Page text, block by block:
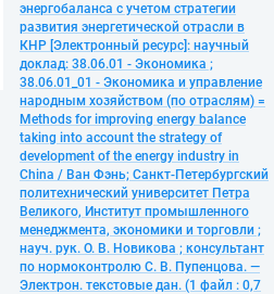
энергобаланса с учетом стратегии
развития энергетической отрасли в
КНР [Электронный ресурс]: научный
доклад: 38.06.01 - Экономика ;
38.06.01_01 - Экономика и управление
народным хозяйством (по отраслям) =
Methods for improving energy balance
taking into account the strategy of
development of the energy industry in
Сhina / Ван Фэнь; Санкт-Петербургский
политехнический университет Петра
Великого, Институт промышленного
менеджмента, экономики и торговли ;
науч. рук. О. В. Новикова ; консультант
по нормоконтролю С. В. Пупенцова. —
Электрон. текстовые дан. (1 файл : 0,7